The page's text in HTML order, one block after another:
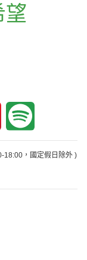
望
18:00，國定假日除外 )